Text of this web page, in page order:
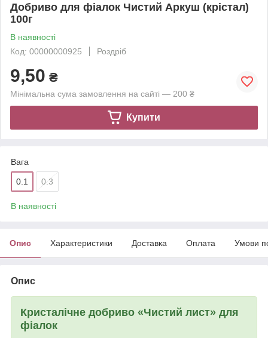
Добриво для фіалок Чистий Аркуш (крістал)
100г
В наявності
Код: 00000000925
Роздріб
9,50 ₴
Мінімальна сума замовлення на сайті — 200 ₴
Купити
Вага
0.1 0.3
В наявності
Опис Характеристики Доставка Оплата Умови
Опис
Кристалічне добриво «Чистий лист» для
фіалок